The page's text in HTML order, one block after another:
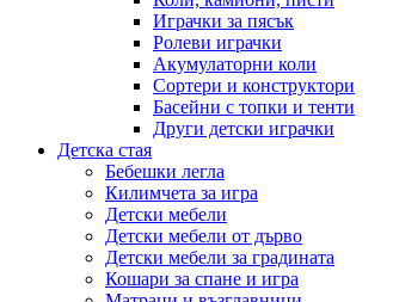
Играчки за пясък
Ролеви играчки
Акумулаторни коли
Сортери и конструктори
Басейни с топки и тенти
Други детски играчки
Детска стая
Бебешки легла
Килимчета за игра
Детски мебели
Детски мебели от дърво
Детски мебели за градината
Кошари за спане и игра